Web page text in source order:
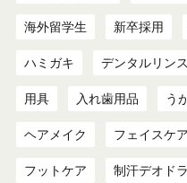
海外留学生 新卒採用
ハミガキ デンタルリンス
用具 入れ歯用品 う
ヘアメイク フェイスケア
フットケア 制汗デオド